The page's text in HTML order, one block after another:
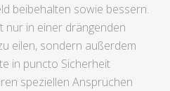
beibehalten sowie bessern.
nur in einer drängenden
eilen, sondern außerdem
in puncto Sicherheit
speziellen Ansprüchen